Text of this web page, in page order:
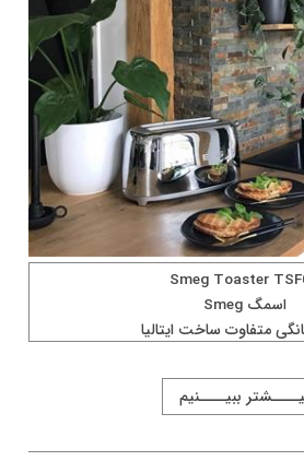
Smeg Toaster
اسمگ Smeg
متفاوت ساخت ايتاليا
ببیــــنیم